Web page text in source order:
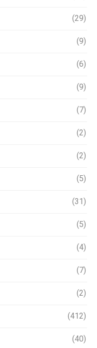
(29)
(9)
(6)
(9)
(7)
(2)
(2)
(5)
(31)
(5)
(4)
(7)
(2)
(412)
(40)